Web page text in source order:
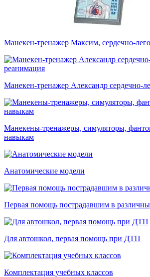
Манекен-тренажер Максим, сердечно-
Манекен-тренажер Александр сердечно-
Манекены-тренажеры, симуляторы,
навыкам
Анатомические модели
Первая помощь пострадавшим в
Для автошкол, первая помощь при ДТП
Комплектация учебных классов